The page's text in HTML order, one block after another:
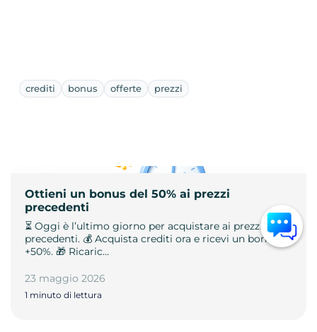
crediti bonus offerte prezzi
Ottieni un bonus del 50% ai prezzi
precedenti
⏳ Oggi è l’ultimo giorno per acquistare ai prezzi
precedenti. 💰 Acquista crediti ora e ricevi un bonus
+50%. 🎁 Ricaric…
23 maggio 2026
1 minuto di lettura